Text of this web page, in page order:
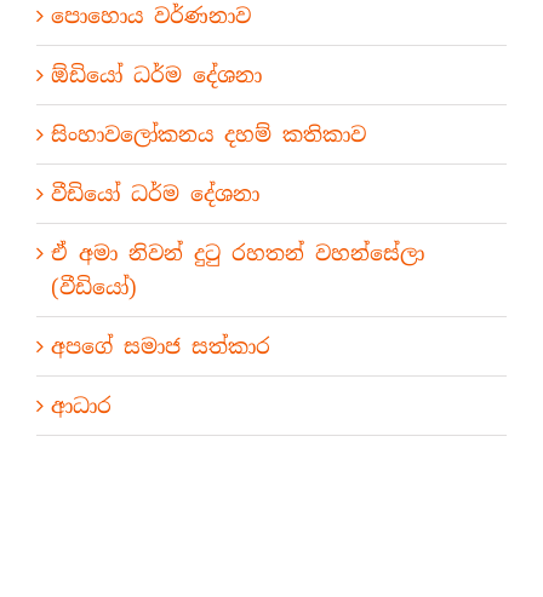
පොහොය වර්ණනාව
ඕඩියෝ ධර්ම දේශනා
සිංහාවලෝකනය දහම් කතිකාව
වීඩියෝ ධර්ම දේශනා
ඒ අමා නිවන් දුටු රහතන් වහන්සේලා
(වීඩියෝ)
අපගේ සමාජ සත්කාර
ආධාර